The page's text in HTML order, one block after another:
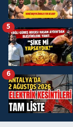
5
6